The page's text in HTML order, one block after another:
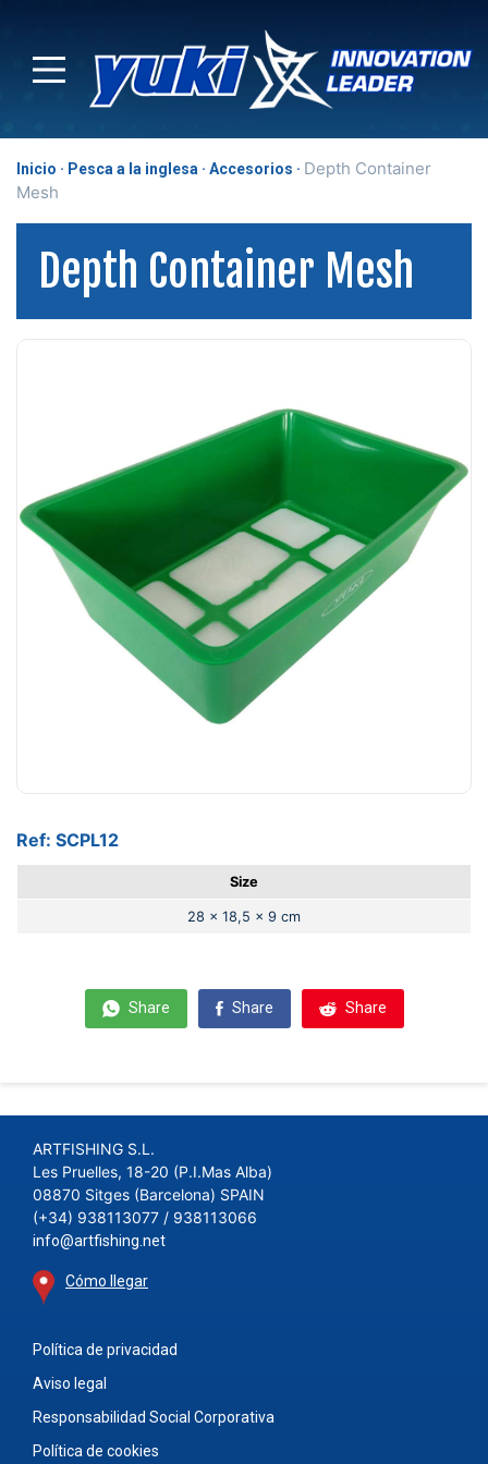
Inicio Pesca a la inglesa Accesorios
Depth Container
Mesh
Depth Container Mesh
Ref: SCPL12
Size
28 x 18,5 x 9 cm
Share Share Share
ARTFISHING S.L.
Les Pruelles, 18-20 (P.I.Mas Alba)
08870 Sitges (Barcelona) SPAIN
(+34) 938113077 / 938113066
info@artfishing.net
Cómo llegar
Política de privacidad
Aviso legal
Responsabilidad Social Corporativa
Política de cookies